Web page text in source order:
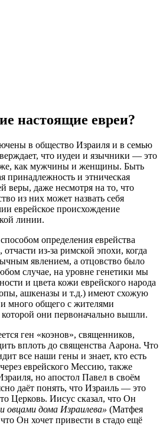
настоящие евреи?
в общество Израиля и в семью
что иудеи и язычники — это
же, как мужчины и женщины. Быть
принадлежность и этническая
веры, даже несмотря на то, что
из них может назвать себя
еврейское происхождение
линии.
определения еврейства
из-за римской эпохи, когда
явлением, а отцовство было
случае, на уровне генетики мы
и цвета кожи еврейского народа
ашкеназы и т.д.) имеют схожую
много общего с жителями
они первоначально вышли.
ген «коэнов», священников,
вплоть до священства Аарона. Что
все наши гены и знает, кто есть
еврейского Мессию, также
но апостол Павел в своём
даёт понять, что Израиль — это
Церковь. Иисус сказал, что Он
овцами дома Израилева» (Матфея
Он хочет привести в стадо ещё